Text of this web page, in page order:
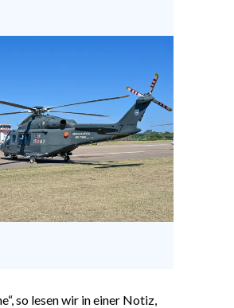
so lesen wir in einer Notiz,